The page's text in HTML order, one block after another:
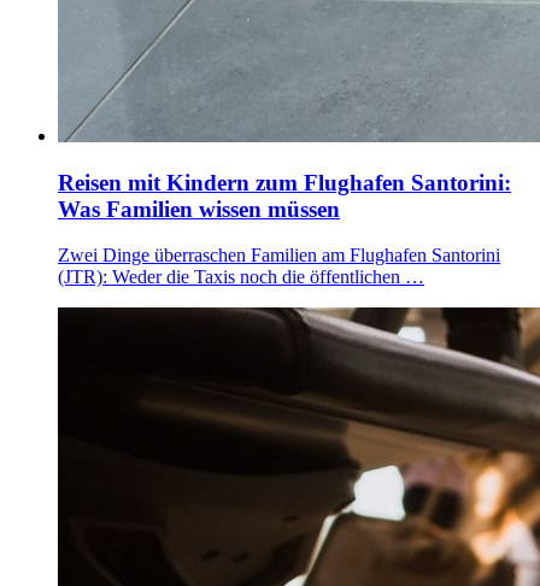
Reisen mit Kindern zum Flughafen Santorini:
Was Familien wissen müssen
Zwei Dinge überraschen Familien am Flughafen Santorini
(JTR): Weder die Taxis noch die öffentlichen …